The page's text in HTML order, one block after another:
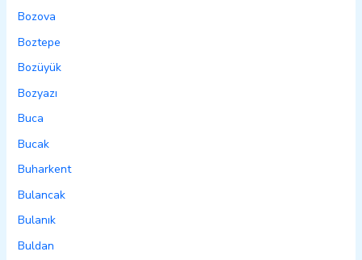
Bozova
Boztepe
Bozüyük
Bozyazı
Buca
Bucak
Buharkent
Bulancak
Bulanık
Buldan